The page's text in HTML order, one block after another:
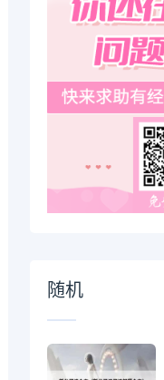
随机